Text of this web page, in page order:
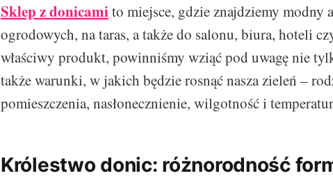
Sklep z donicamito miejsce, gdzie znajdziemy modny
ogrodowych, na taras, a także do salonu, biura, hoteli
właściwy produkt, powinniśmy wziąć pod uwagę nie
także warunki, w jakich będzie rosnąć nasza zieleń –
pomieszczenia, nasłonecznienie, wilgotność i
Królestwo donic: różnorodność